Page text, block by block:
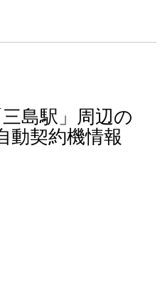
島駅」周辺の
動契約機情報